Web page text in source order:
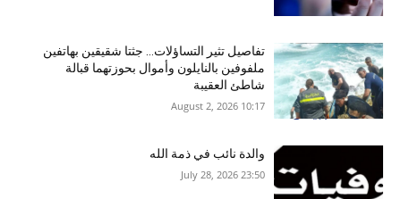
تفاصيل تثير التساؤلات… جثتا شقيقين بهاتفين
ملفوفين بالنايلون وأموال بحوزتهما قبالة
شاطئ العقيبة
10:17 2026 ,August 2
والدة نائب في ذمة الله
23:50 2026 ,July 28